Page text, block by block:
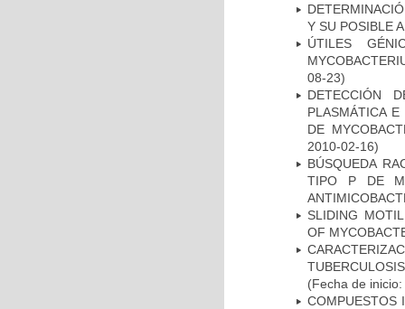
Y SU POSIBLE
ÚTILES
08-23)
DETECCIÓN
PLASMÁTICA
DE
2010-02-16)
BÚSQUEDA
TIPO P DE
SLIDING
OF
(Fecha de
COMPUESTOS